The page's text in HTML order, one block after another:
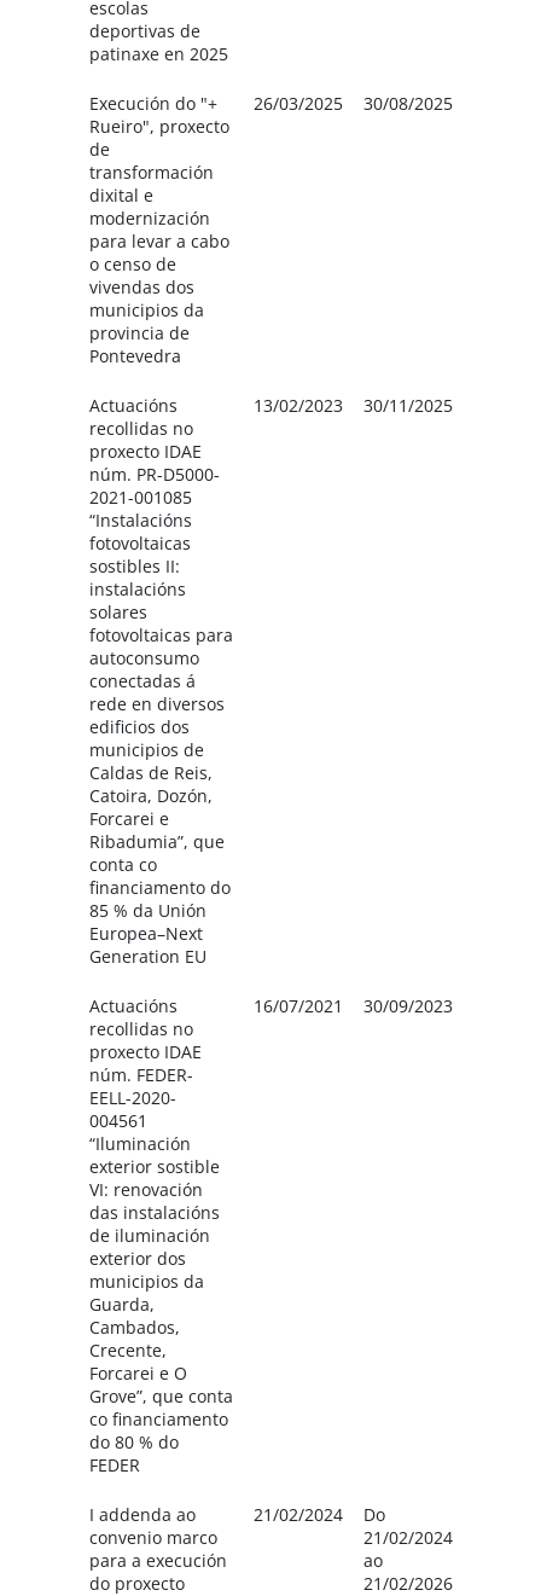
escolas
deportivas de
patinaxe en 2025
Execución do "+
Rueiro", proxecto
de
transformación
dixital e
modernización
para levar a cabo
o censo de
vivendas dos
municipios da
provincia de
Pontevedra
26/03/2025 30/08/2025
Actuacións
recollidas no
proxecto IDAE
núm. PR-D5000-
2021-001085
“Instalacións
fotovoltaicas
sostibles II:
instalacións
solares
fotovoltaicas para
autoconsumo
conectadas á
rede en diversos
edificios dos
municipios de
Caldas de Reis,
Catoira, Dozón,
Forcarei e
Ribadumia”, que
conta co
financiamento do
85 % da Unión
Europea–Next
Generation EU
13/02/2023 30/11/2025
Actuacións
recollidas no
proxecto IDAE
núm. FEDER-
EELL-2020-
004561
“Iluminación
exterior sostible
VI: renovación
das instalacións
de iluminación
exterior dos
municipios da
Guarda,
Cambados,
Crecente,
Forcarei e O
Grove”, que conta
co financiamento
do 80 % do
FEDER
16/07/2021 30/09/2023
I addenda ao
convenio marco
para a execución
do proxecto
21/02/2024
Do
21/02/2024
ao
21/02/2026